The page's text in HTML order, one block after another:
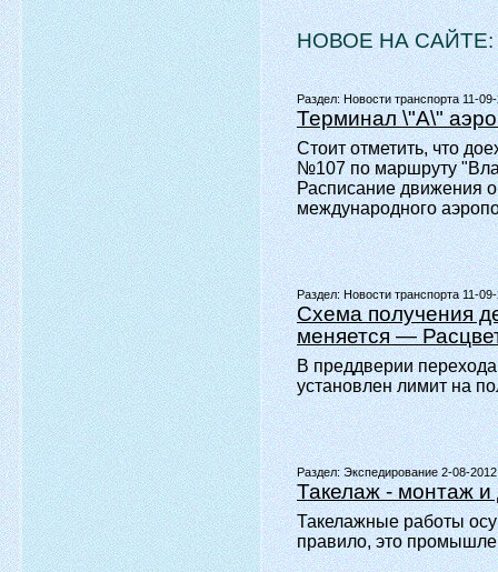
НОВОЕ НА САЙТЕ:
Раздел:Новости транспорта 11-
Терминал \"А\"
Стоит отметить, что
№107 по маршруту
Расписание движения
международного
Раздел:Новости транспорта 11-
Схема получения
меняется —
В преддверии
установлен лимит на
Раздел:Экспедирование 2-08-2012
Такелаж - монтаж
Такелажные работы
правило, это